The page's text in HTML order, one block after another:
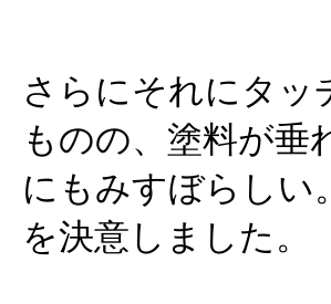
さらにそれにタッ
ものの、塗料が垂
にもみすぼらしい
を決意しました。